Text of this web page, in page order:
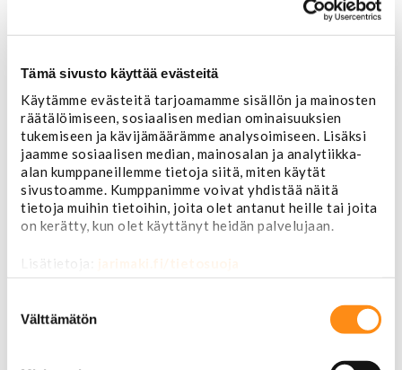
Tämä sivusto käyttää evästeitä
Käytämme evästeitä tarjoamamme sisällön ja mainosten
räätälöimiseen, sosiaalisen median ominaisuuksien
tukemiseen ja kävijämäärämme analysoimiseen. Lisäksi
jaamme sosiaalisen median, mainosalan ja analytiikka-
alan kumppaneillemme tietoja siitä, miten käytät
sivustoamme. Kumppanimme voivat yhdistää näitä
tietoja muihin tietoihin, joita olet antanut heille tai joita
on kerätty, kun olet käyttänyt heidän palvelujaan.
Lisätietoja: jarimaki.fi/tietosuoja
valinta
Välttämätön
Kaasuläpän
Kaasupolkimen
OSTA